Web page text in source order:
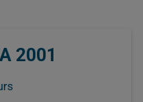
2001